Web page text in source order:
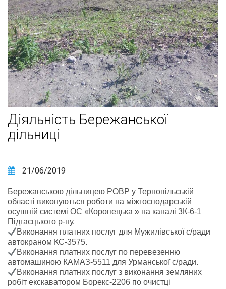
Діяльність Бережанської
дільниці
21/06/2019
Бережанською дільницею РОВР у Тернопільській
області виконуються роботи на міжгосподарській
осушній системі ОС «Коропецька » на каналі 3К-6-1
Підгаєцького р-ну.
Виконання платних послуг для Мужилівської с/ради
автокраном КС-3575.
Виконання платних послуг по перевезенню
автомашиною КАМАЗ-5511 для Урманської с/ради.
Виконання платних послуг з виконання земляних
робіт екскаватором Борекс-2206 по очистці